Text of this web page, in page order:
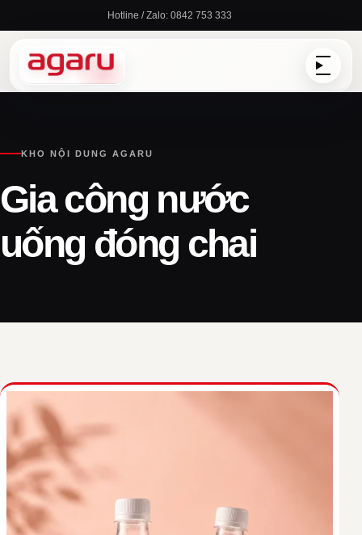
nội
Hotline / Zalo: 0842 753 333
KHO NỘI DUNG AGARU
Gia công nước
uống đóng chai